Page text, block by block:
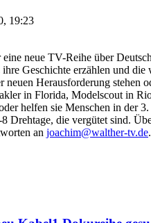
19:23
neue TV-Reihe über
Geschichte erzählen und
neuen Herausforderung
in Florida, Modelscout in
helfen sie Menschen in der
Drehtage, die vergütet sind.
an joachim@walther-tv.de